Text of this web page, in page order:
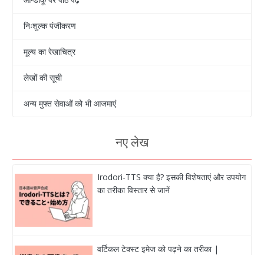
निःशुल्क पंजीकरण
मूल्य का रेखाचित्र
लेखों की सूची
अन्य मुफ्त सेवाओं को भी आजमाएं
नए लेख
Irodori-TTS क्या है? इसकी विशेषताएं और उपयोग
का तरीका विस्तार से जानें
वर्टिकल टेक्स्ट इमेज को पढ़ने का तरीका |